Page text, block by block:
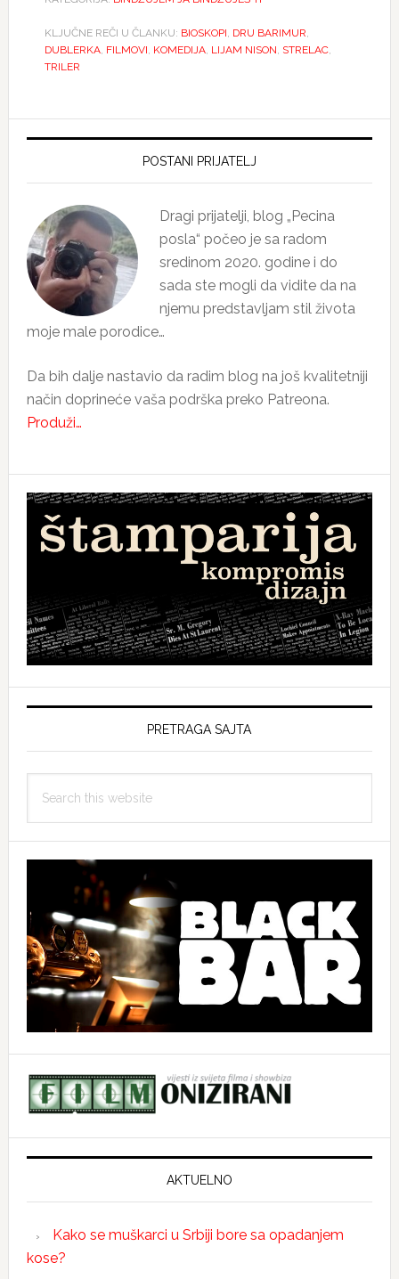
KLJUČNE REČI U ČLANKU: BIOSKOPI, DRU BARIMUR,
DUBLERKA, FILMOVI, KOMEDIJA, LIJAM NISON, STRELAC,
TRILER
Primary
POSTANI PRIJATELJ
Dragi prijatelji, blog „Pecina
posla“ počeo je sa radom
sredinom 2020. godine i do
sada ste mogli da vidite da na
njemu predstavljam stil života
moje male porodice…
Da bih dalje nastavio da radim blog na još kvalitetniji
način doprineće vaša podrška preko Patreona.
Produži…
PRETRAGA SAJTA
this
AKTUELNO
Kako se muškarci u Srbiji bore sa opadanjem
kose?